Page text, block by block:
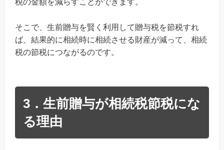
税の金額を減らすことができます。
そこで、生前贈与を賢く利用して贈与税を節税すれ
ば、結果的に相続時に相続させる財産が減って、相続
税の節税につながるのです。
3．生前贈与が相続税節税にな
る理由